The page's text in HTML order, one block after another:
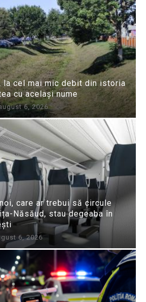
la cel mai mic debit din istoria
cu același nume
6, 2026
care ar trebui să circule
Năsăud, stau degeaba în
6, 2026